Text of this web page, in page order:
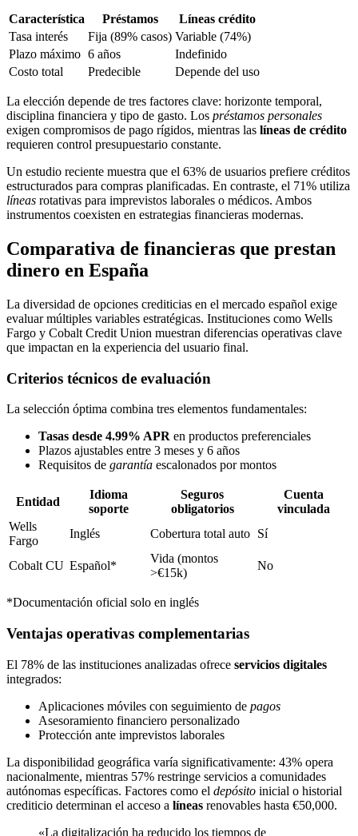
Característica Préstamos
Líneas crédito
Tasa interés
Fija (89% casos) Variable (74%)
Plazo máximo 6 años
Indefinido
Costo total
Predecible Depende del uso
La elección depende de tres factores clave: horizonte temporal,
disciplina financiera y tipo de gasto. Los préstamos personales
exigen compromisos de pago rígidos, mientras las líneas de crédito
requieren control presupuestario constante.
Un estudio reciente muestra que el 63% de usuarios prefiere créditos
estructurados para compras planificadas. En contraste, el 71% utiliza
líneas rotativas para imprevistos laborales o médicos. Ambos
instrumentos coexisten en estrategias financieras modernas.
Comparativa de financieras que prestan
dinero en España
La diversidad de opciones crediticias en el mercado español exige
evaluar múltiples variables estratégicas. Instituciones como Wells
Fargo y Cobalt Credit Union muestran diferencias operativas clave
que impactan en la experiencia del usuario final.
Criterios técnicos de evaluación
La selección óptima combina tres elementos fundamentales:
Tasas desde 4.99% APR en productos preferenciales
Plazos ajustables entre 3 meses y 6 años
Requisitos de garantía escalonados por montos
Entidad
Idioma
soporte
Seguros
obligatorios
Cuenta
vinculada
Wells
Fargo
Inglés Cobertura total auto Sí
Cobalt CU Español*
Vida (montos
>€15k)
No
*Documentación oficial solo en inglés
Ventajas operativas complementarias
El 78% de las instituciones analizadas ofrece servicios digitales
integrados:
Aplicaciones móviles con seguimiento de pagos
Asesoramiento financiero personalizado
Protección ante imprevistos laborales
La disponibilidad geográfica varía significativamente: 43% opera
nacionalmente, mientras 57% restringe servicios a comunidades
autónomas específicas. Factores como el depósito inicial o historial
crediticio determinan el acceso a líneas renovables hasta €50,000.
«La digitalización ha reducido los tiempos de